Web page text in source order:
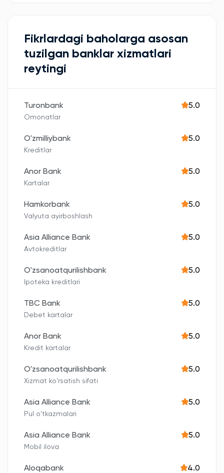
Fikrlardagi baholarga asosan
tuzilgan banklar xizmatlari
reytingi
Turonbank 5.0
Omonatlar
O'zmilliybank 5.0
Kreditlar
Anor Bank 5.0
Kartalar
Hamkorbank 5.0
Valyuta ayirboshlash
Asia Alliance Bank 5.0
Avtokreditlar
O'zsanoatqurilishbank 5.0
Ipoteka kreditlari
TBC Bank 5.0
Debet kartalar
Anor Bank 5.0
Kredit kartalar
O'zsanoatqurilishbank 5.0
Xizmat ko'rsatish sifati
Asia Alliance Bank 5.0
Pul o'tkazmalari
Asia Alliance Bank 5.0
Mobil ilova
Aloqabank 4.0